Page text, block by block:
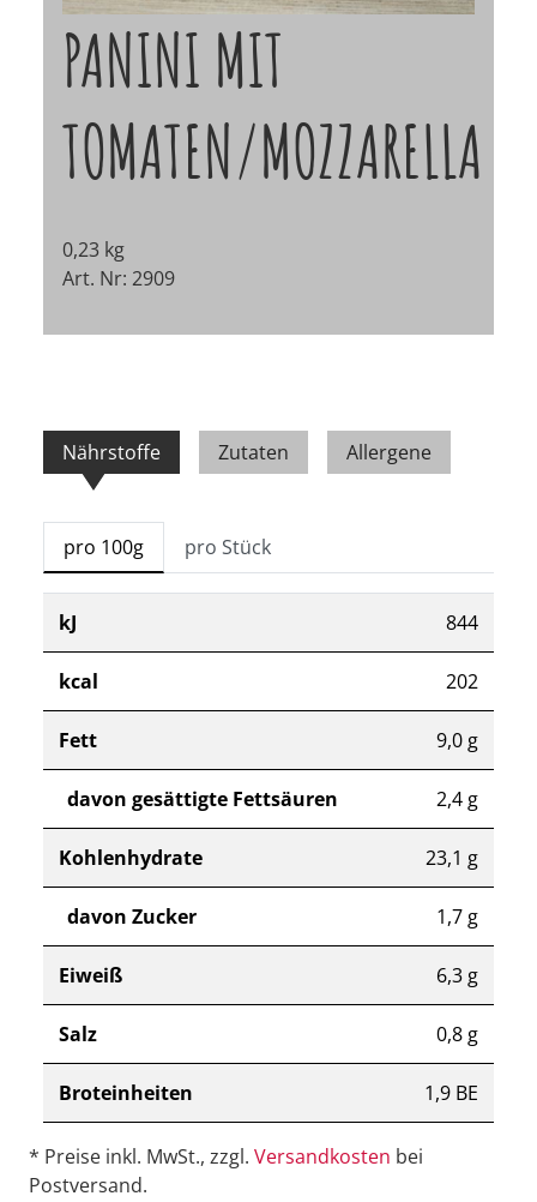
PANINI MIT
TOMATEN/MOZZARELLA
0,23 kg
Art. Nr: 2909
Nährstoffe Zutaten Allergene
pro 100g pro Stück
kJ 844
kcal 202
Fett 9,0 g
davon gesättigte Fettsäuren 2,4 g
Kohlenhydrate 23,1 g
davon Zucker 1,7 g
Eiweiß 6,3 g
Salz 0,8 g
Broteinheiten 1,9 BE
* Preise inkl. MwSt., zzgl. Versandkosten bei
Postversand.